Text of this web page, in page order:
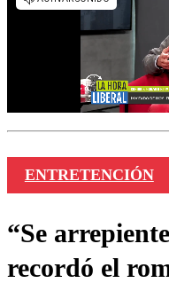
ENTRETENCIÓN
“Se
recordó el